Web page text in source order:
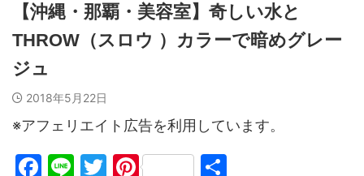
【沖縄・那覇・美容室】奇しい水と
THROW（スロウ ）カラーで暗めグレー
ジュ
2018年5月22日
※アフェリエイト広告を利用しています。
F
Li T Pi